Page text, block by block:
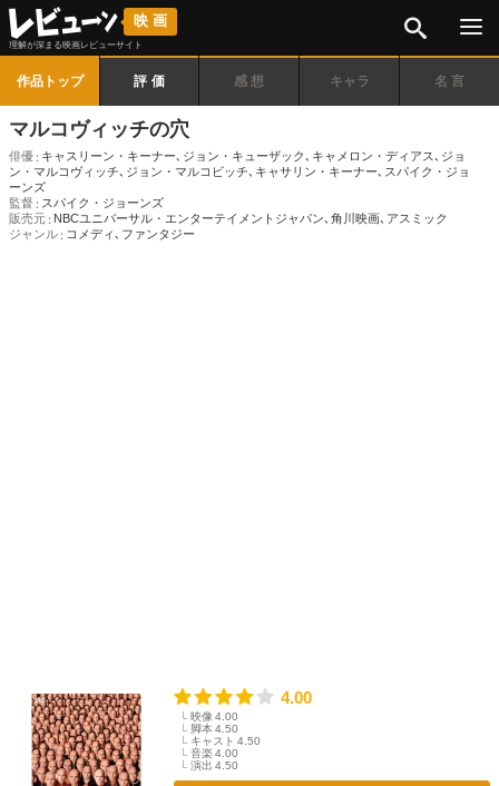
映画
理解が深まる映画レビューサイト
作品トップ 評価 感想 キャラ 名言
マルコヴィッチの穴
俳優 キャスリーン・キーナー､ ジョン・キューザック､ キャメロン・ディアス､ ジョ
ン・マルコヴィッチ､ ジョン・マルコビッチ､ キャサリン・キーナー､ スパイク・ジョ
ーンズ
監督
スパイク・ジョーンズ
販売元
NBCユニバーサル・エンターテイメントジャパン､ 角川映画､ アスミック
ジャンル
コメディ､ ファンタジー
4.00
映像 4.00
脚本4.50
キャスト 4.50
音楽4.00
演出 4.50